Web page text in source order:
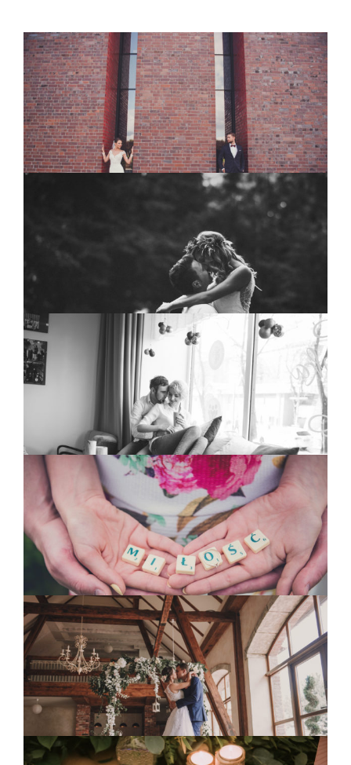
PLENER ŚLUBNY
KASIA & MICHAŁ
blog
SESJA MAŁŻEŃSKA
KAROLINA & MAREK
blog
SESJA MAŁŻEŃSKA
ANNA & MARTIN
blog
SESJA NARZECZEŃSKA
ADA I ADAM
blog